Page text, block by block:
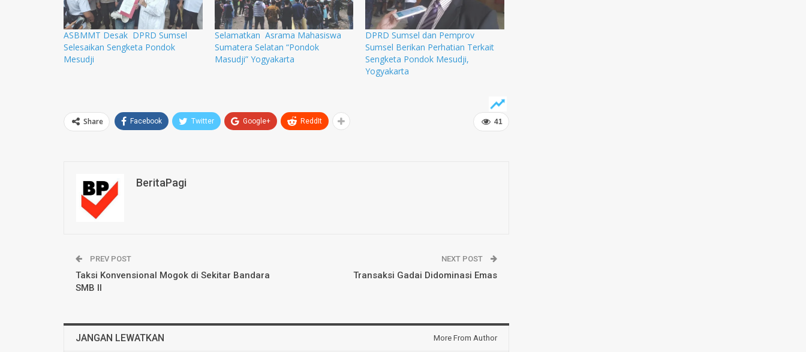
ASBMMT Desak DPRD Sumsel
Selesaikan Sengketa Pondok
Mesudji
Selamatkan Asrama Mahasiswa
Sumatera Selatan “Pondok
Masudji” Yogyakarta
DPRD Sumsel dan Pemprov
Sumsel Berikan Perhatian Terkait
Sengketa Pondok Mesudji,
Yogyakarta
41
Share Facebook Twitter Google+ ReddIt
BeritaPagi
PREV POST
Taksi Konvensional Mogok di Sekitar Bandara
SMB II
NEXT POST
Transaksi Gadai Didominasi Emas
JANGAN LEWATKAN More From Author